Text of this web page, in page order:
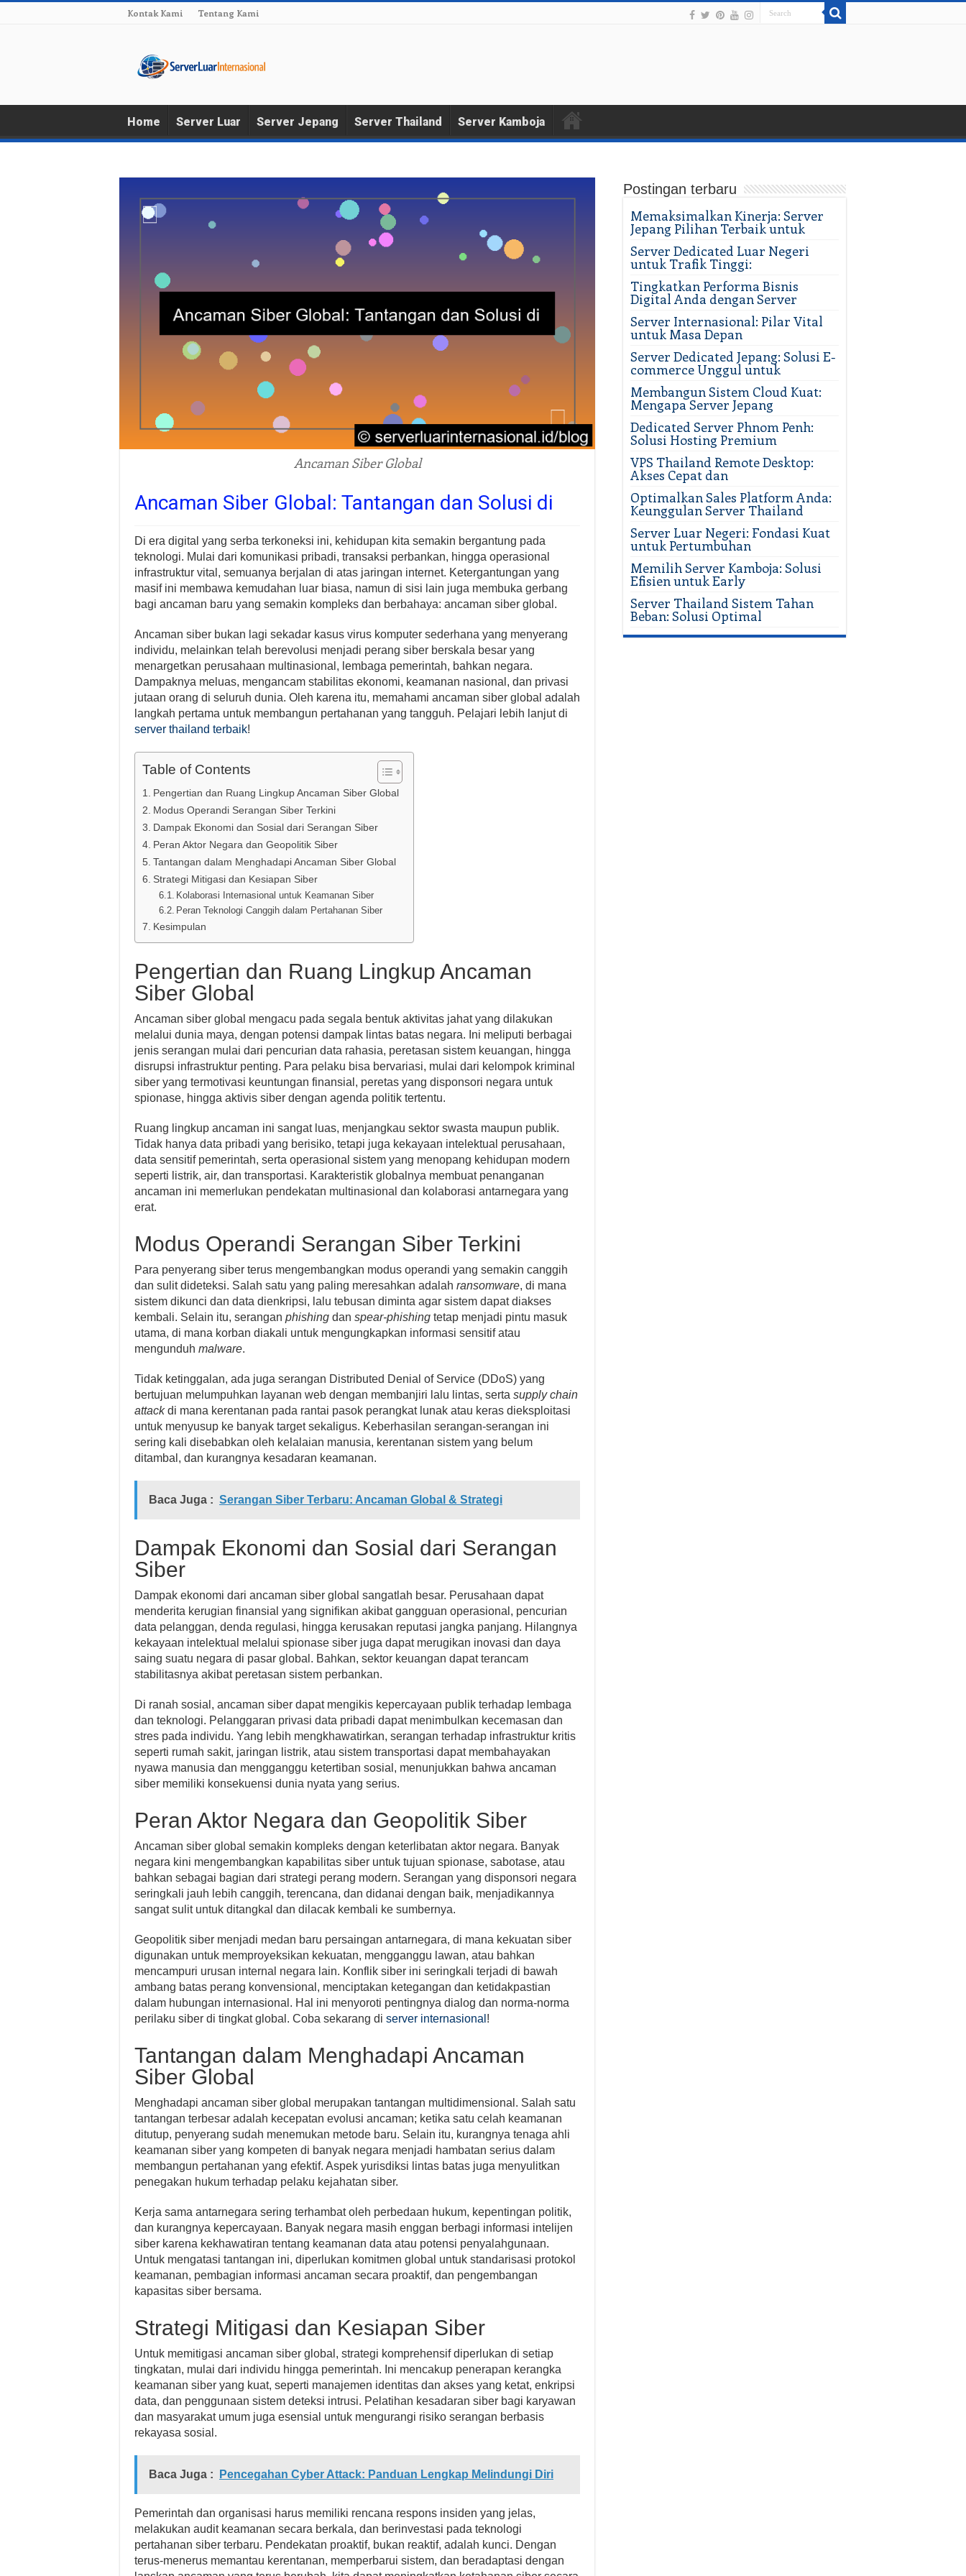
Kontak Kami Tentang Kami
Home Server Luar Server Jepang Server Thailand Server Kamboja
Ancaman Siber Global
Ancaman Siber Global: Tantangan dan Solusi di
Di era digital yang serba terkoneksi ini, kehidupan kita semakin bergantung pada
teknologi. Mulai dari komunikasi pribadi, transaksi perbankan, hingga operasional
infrastruktur vital, semuanya berjalan di atas jaringan internet. Ketergantungan yang
masif ini membawa kemudahan luar biasa, namun di sisi lain juga membuka gerbang
bagi ancaman baru yang semakin kompleks dan berbahaya: ancaman siber global.
Ancaman siber bukan lagi sekadar kasus virus komputer sederhana yang menyerang
individu, melainkan telah berevolusi menjadi perang siber berskala besar yang
menargetkan perusahaan multinasional, lembaga pemerintah, bahkan negara.
Dampaknya meluas, mengancam stabilitas ekonomi, keamanan nasional, dan privasi
jutaan orang di seluruh dunia. Oleh karena itu, memahami ancaman siber global adalah
langkah pertama untuk membangun pertahanan yang tangguh. Pelajari lebih lanjut di
server thailand terbaik!
Table of Contents
Pengertian dan Ruang Lingkup Ancaman Siber Global
Modus Operandi Serangan Siber Terkini
Dampak Ekonomi dan Sosial dari Serangan Siber
Peran Aktor Negara dan Geopolitik Siber
Tantangan dalam Menghadapi Ancaman Siber Global
Strategi Mitigasi dan Kesiapan Siber
Kolaborasi Internasional untuk Keamanan Siber
Peran Teknologi Canggih dalam Pertahanan Siber
Kesimpulan
Pengertian dan Ruang Lingkup Ancaman
Siber Global
Ancaman siber global mengacu pada segala bentuk aktivitas jahat yang dilakukan
melalui dunia maya, dengan potensi dampak lintas batas negara. Ini meliputi berbagai
jenis serangan mulai dari pencurian data rahasia, peretasan sistem keuangan, hingga
disrupsi infrastruktur penting. Para pelaku bisa bervariasi, mulai dari kelompok kriminal
siber yang termotivasi keuntungan finansial, peretas yang disponsori negara untuk
spionase, hingga aktivis siber dengan agenda politik tertentu.
Ruang lingkup ancaman ini sangat luas, menjangkau sektor swasta maupun publik.
Tidak hanya data pribadi yang berisiko, tetapi juga kekayaan intelektual perusahaan,
data sensitif pemerintah, serta operasional sistem yang menopang kehidupan modern
seperti listrik, air, dan transportasi. Karakteristik globalnya membuat penanganan
ancaman ini memerlukan pendekatan multinasional dan kolaborasi antarnegara yang
erat.
Modus Operandi Serangan Siber Terkini
Para penyerang siber terus mengembangkan modus operandi yang semakin canggih
dan sulit dideteksi. Salah satu yang paling meresahkan adalah ransomware, di mana
sistem dikunci dan data dienkripsi, lalu tebusan diminta agar sistem dapat diakses
kembali. Selain itu, serangan phishing dan spear-phishing tetap menjadi pintu masuk
utama, di mana korban diakali untuk mengungkapkan informasi sensitif atau
mengunduh malware.
Tidak ketinggalan, ada juga serangan Distributed Denial of Service (DDoS) yang
bertujuan melumpuhkan layanan web dengan membanjiri lalu lintas, serta supply chain
attackdi mana kerentanan pada rantai pasok perangkat lunak atau keras dieksploitasi
untuk menyusup ke banyak target sekaligus. Keberhasilan serangan-serangan ini
sering kali disebabkan oleh kelalaian manusia, kerentanan sistem yang belum
ditambal, dan kurangnya kesadaran keamanan.
Baca Juga : Serangan Siber Terbaru: Ancaman Global & Strategi
Dampak Ekonomi dan Sosial dari Serangan
Siber
Dampak ekonomi dari ancaman siber global sangatlah besar. Perusahaan dapat
menderita kerugian finansial yang signifikan akibat gangguan operasional, pencurian
data pelanggan, denda regulasi, hingga kerusakan reputasi jangka panjang. Hilangnya
kekayaan intelektual melalui spionase siber juga dapat merugikan inovasi dan daya
saing suatu negara di pasar global. Bahkan, sektor keuangan dapat terancam
stabilitasnya akibat peretasan sistem perbankan.
Di ranah sosial, ancaman siber dapat mengikis kepercayaan publik terhadap lembaga
dan teknologi. Pelanggaran privasi data pribadi dapat menimbulkan kecemasan dan
stres pada individu. Yang lebih mengkhawatirkan, serangan terhadap infrastruktur kritis
seperti rumah sakit, jaringan listrik, atau sistem transportasi dapat membahayakan
nyawa manusia dan mengganggu ketertiban sosial, menunjukkan bahwa ancaman
siber memiliki konsekuensi dunia nyata yang serius.
Peran Aktor Negara dan Geopolitik Siber
Ancaman siber global semakin kompleks dengan keterlibatan aktor negara. Banyak
negara kini mengembangkan kapabilitas siber untuk tujuan spionase, sabotase, atau
bahkan sebagai bagian dari strategi perang modern. Serangan yang disponsori negara
seringkali jauh lebih canggih, terencana, dan didanai dengan baik, menjadikannya
sangat sulit untuk ditangkal dan dilacak kembali ke sumbernya.
Geopolitik siber menjadi medan baru persaingan antarnegara, di mana kekuatan siber
digunakan untuk memproyeksikan kekuatan, mengganggu lawan, atau bahkan
mencampuri urusan internal negara lain. Konflik siber ini seringkali terjadi di bawah
ambang batas perang konvensional, menciptakan ketegangan dan ketidakpastian
dalam hubungan internasional. Hal ini menyoroti pentingnya dialog dan norma-norma
perilaku siber di tingkat global. Coba sekarang di server internasional !
Tantangan dalam Menghadapi Ancaman
Siber Global
Menghadapi ancaman siber global merupakan tantangan multidimensional. Salah satu
tantangan terbesar adalah kecepatan evolusi ancaman; ketika satu celah keamanan
ditutup, penyerang sudah menemukan metode baru. Selain itu, kurangnya tenaga ahli
keamanan siber yang kompeten di banyak negara menjadi hambatan serius dalam
membangun pertahanan yang efektif. Aspek yurisdiksi lintas batas juga menyulitkan
penegakan hukum terhadap pelaku kejahatan siber.
Kerja sama antarnegara sering terhambat oleh perbedaan hukum, kepentingan politik,
dan kurangnya kepercayaan. Banyak negara masih enggan berbagi informasi intelijen
siber karena kekhawatiran tentang keamanan data atau potensi penyalahgunaan.
Untuk mengatasi tantangan ini, diperlukan komitmen global untuk standarisasi protokol
keamanan, pembagian informasi ancaman secara proaktif, dan pengembangan
kapasitas siber bersama.
Strategi Mitigasi dan Kesiapan Siber
Untuk memitigasi ancaman siber global, strategi komprehensif diperlukan di setiap
tingkatan, mulai dari individu hingga pemerintah. Ini mencakup penerapan kerangka
keamanan siber yang kuat, seperti manajemen identitas dan akses yang ketat, enkripsi
data, dan penggunaan sistem deteksi intrusi. Pelatihan kesadaran siber bagi karyawan
dan masyarakat umum juga esensial untuk mengurangi risiko serangan berbasis
rekayasa sosial.
Baca Juga : Pencegahan Cyber Attack: Panduan Lengkap Melindungi Diri
Pemerintah dan organisasi harus memiliki rencana respons insiden yang jelas,
melakukan audit keamanan secara berkala, dan berinvestasi pada teknologi
pertahanan siber terbaru. Pendekatan proaktif, bukan reaktif, adalah kunci. Dengan
terus-menerus memantau kerentanan, memperbarui sistem, dan beradaptasi dengan
Postingan terbaru
Memaksimalkan Kinerja: Server
Jepang Pilihan Terbaik untuk
Server Dedicated Luar Negeri
untuk Trafik Tinggi:
Tingkatkan Performa Bisnis
Digital Anda dengan Server
Server Internasional: Pilar Vital
untuk Masa Depan
Server Dedicated Jepang: Solusi E-
commerce Unggul untuk
Membangun Sistem Cloud Kuat:
Mengapa Server Jepang
Dedicated Server Phnom Penh:
Solusi Hosting Premium
VPS Thailand Remote Desktop:
Akses Cepat dan
Optimalkan Sales Platform Anda:
Keunggulan Server Thailand
Server Luar Negeri: Fondasi Kuat
untuk Pertumbuhan
Memilih Server Kamboja: Solusi
Efisien untuk Early
Server Thailand Sistem Tahan
Beban: Solusi Optimal